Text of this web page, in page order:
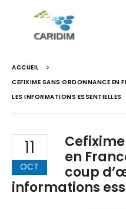
ACCUEIL
CEFIXIME SANS ORDONNANCE EN
LES INFORMATIONS ESSENTIELLES
11
OCT
en
coup
informations